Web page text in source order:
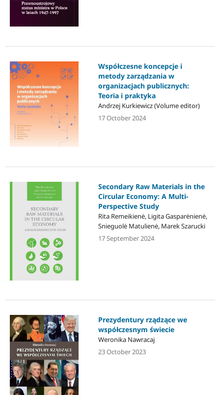
Współczesne koncepcje i
metody zarządzania w
organizacjach publicznych:
Teoria i praktyka
Andrzej Kurkiewicz (Volume editor)
17 October 2024
Secondary Raw Materials in the
Circular Economy: A Multi-
Perspective Study
Rita Remeikienė, Ligita Gasparėnienė,
Snieguolė Matulienė, Marek Szarucki
17 September 2024
Prezydentury rządzące we
współczesnym świecie
Weronika Nawracaj
23 October 2023